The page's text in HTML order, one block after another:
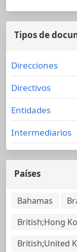
Tipos de
Direcciones
Directivos
Entidades
Intermediarios
Países
Bahamas
British;Hong
British;United